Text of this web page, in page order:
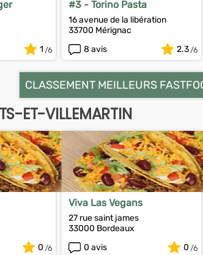
1
#3 - Torino Pasta
16 avenue de la libération
33700 Mérignac
8 avis
2.3
CLASSEMENT MEILLEURS
ET-VILLEMARTIN
0
Viva Las Vegans
27 rue saint james
33000 Bordeaux
0 avis
0